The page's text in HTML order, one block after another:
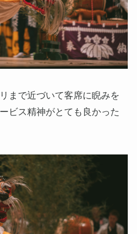
まで近づいて客席に睨みを
ビス精神がとても良かった